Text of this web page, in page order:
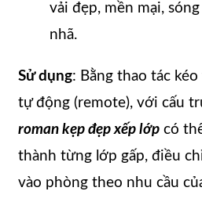
vải đẹp, mền mại,
nhã.
Sử dụng: Bằng thao tác
tự động (remote), với cấu
roman kẹp đẹp xếp lớp có
thành từng lớp gấp, điều
vào phòng theo nhu cầu